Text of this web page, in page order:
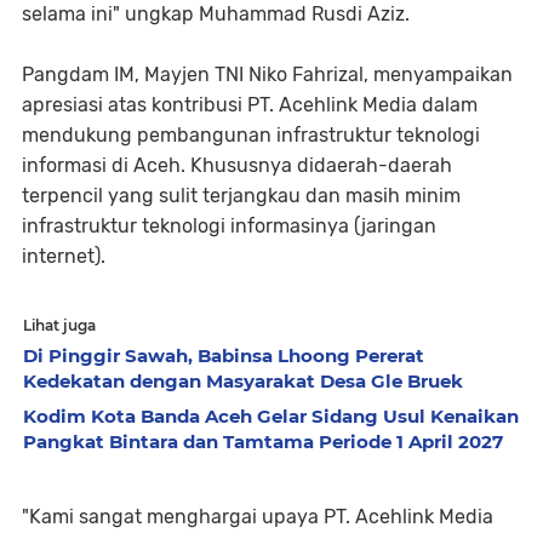
selama ini" ungkap Muhammad Rusdi Aziz.
Pangdam IM, Mayjen TNI Niko Fahrizal, menyampaikan
apresiasi atas kontribusi PT. Acehlink Media dalam
mendukung pembangunan infrastruktur teknologi
informasi di Aceh. Khususnya didaerah-daerah
terpencil yang sulit terjangkau dan masih minim
infrastruktur teknologi informasinya (jaringan
internet).
Lihat juga
Di Pinggir Sawah, Babinsa Lhoong Pererat
Kedekatan dengan Masyarakat Desa Gle Bruek
Kodim Kota Banda Aceh Gelar Sidang Usul Kenaikan
Pangkat Bintara dan Tamtama Periode 1 April 2027
"Kami sangat menghargai upaya PT. Acehlink Media